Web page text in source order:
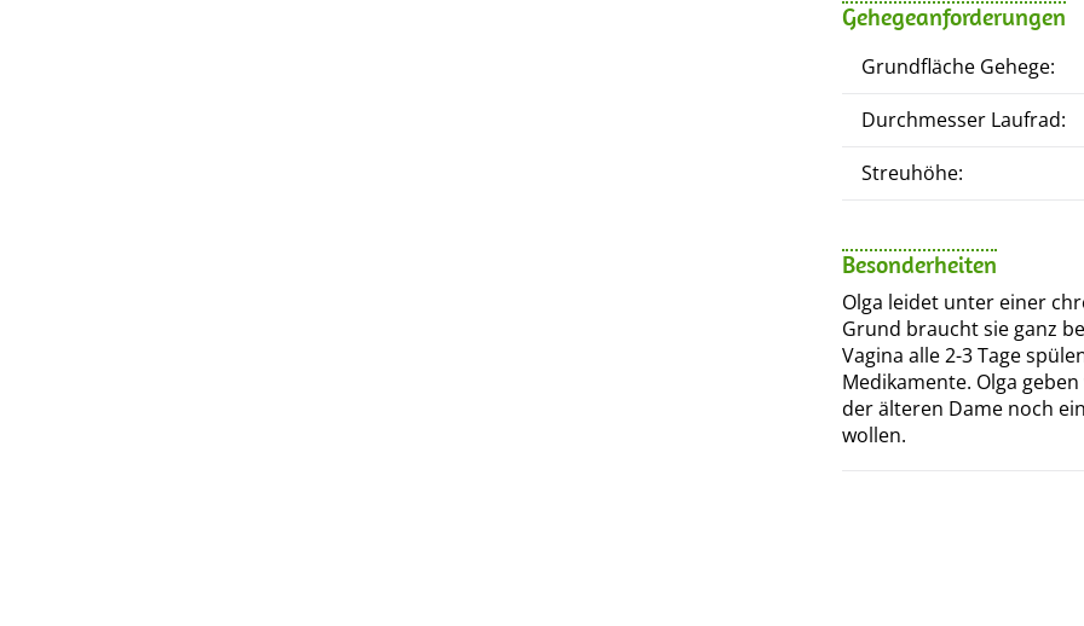
Gehegeanforderungen
Grundfläche Gehege:
Durchmesser Laufrad:
Streuhöhe:
Besonderheiten
Olga leidet unter einer
Grund braucht sie ganz
Vagina alle 2-3 Tage
Medikamente. Olga
der älteren Dame noch
wollen.